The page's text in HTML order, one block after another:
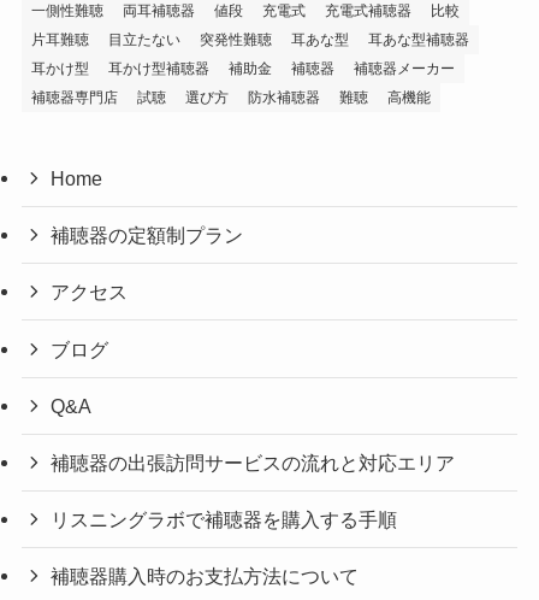
一側性難聴
両耳補聴器 値段 充電式 充電式補聴器
比較
片耳難聴
目立たない 突発性難聴 耳あな型
耳あな型補聴器
耳かけ型
耳かけ型補聴器 補助金 補聴器
補聴器メーカー
補聴器専門店
試聴 選び方 防水補聴器 難聴 高機能
Home
補聴器の定額制プラン
アクセス
ブログ
Q&A
補聴器の出張訪問サービスの流れと対応エリア
リスニングラボで補聴器を購入する手順
補聴器購入時のお支払方法について